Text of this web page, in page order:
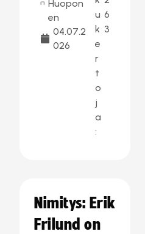
Huopon
en
04.07.2
026
u
k
e
r
t
o
j
a
:
6
3
Nimitys: Erik
Frilund on